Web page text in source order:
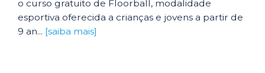
o curso gratuito de Floorball, modalidade
esportiva oferecida a crianças e jovens a partir de
9 an... [saiba mais]